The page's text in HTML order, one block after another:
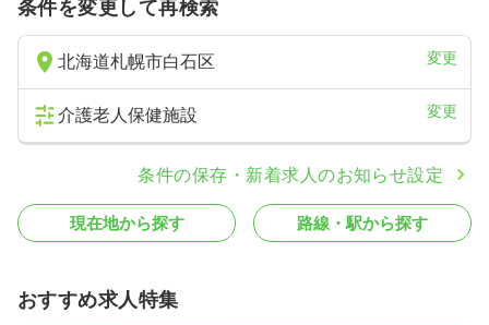
条件を変更して再検索
北海道札幌市白石区 変更
介護老人保健施設 変更
条件の保存・新着求人のお知らせ設定
現在地から探す 路線・駅から探す
おすすめ求人特集